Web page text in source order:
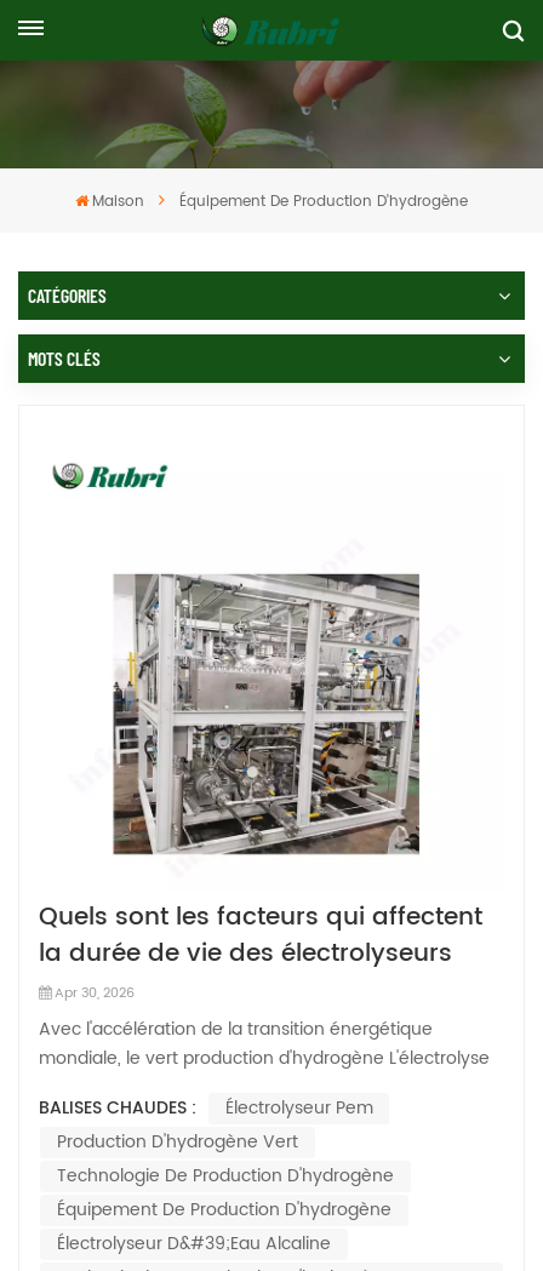
Maison Équipement De Production D'hydrogène
CATÉGORIES
MOTS CLÉS
Quels sont les facteurs qui affectent
la durée de vie des électrolyseurs
pour la production d'hydrogène par
électrolyse de l'eau ?
Apr 30, 2026
Avec l'accélération de la transition énergétique
mondiale, le vert production d'hydrogène L'électrolyse
la technologie de production d'hydrogène par
électrolyse suscite un vif intérêt. En tant qu'équipement
essentiel à la production d'hydrogène,...
BALISES CHAUDES :
Électrolyseur Pem
Production D'hydrogène Vert
Technologie De Production D'hydrogène
Équipement De Production D'hydrogène
Électrolyseur D&#39;eau Alcaline